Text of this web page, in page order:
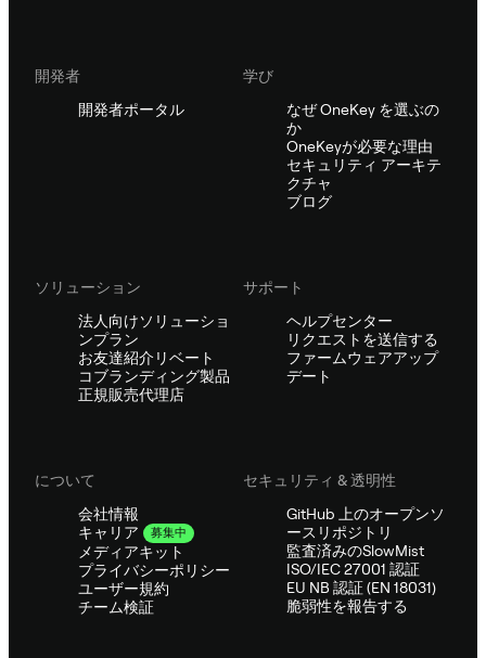
開発者
開発者ポータル
学び
なぜ OneKey を選ぶの
か
OneKeyが必要な理由
セキュリティ アーキテ
クチャ
ブログ
ソリューション
法人向けソリューショ
ンプラン
お友達紹介リベート
コブランディング製品
正規販売代理店
サポート
ヘルプセンター
リクエストを送信する
ファームウェアアップ
デート
について
会社情報
キャリア
募集中
メディアキット
プライバシーポリシー
ユーザー規約
チーム検証
セキュリティ & 透明性
GitHub 上のオープンソ
ースリポジトリ
監査済みのSlowMist
ISO/IEC 27001 認証
EU NB 認証 (EN 18031)
脆弱性を報告する